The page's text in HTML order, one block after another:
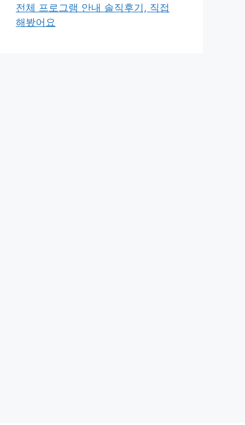
전체 프로그램 안내 솔직후기, 직접
해봤어요